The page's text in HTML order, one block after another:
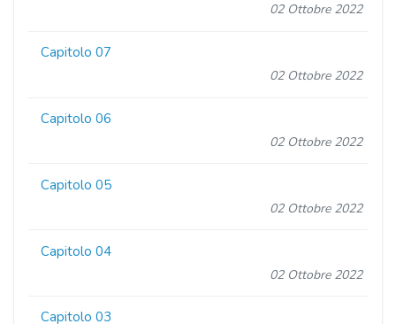
02 Ottobre 2022
Capitolo 07
02 Ottobre 2022
Capitolo 06
02 Ottobre 2022
Capitolo 05
02 Ottobre 2022
Capitolo 04
02 Ottobre 2022
Capitolo 03